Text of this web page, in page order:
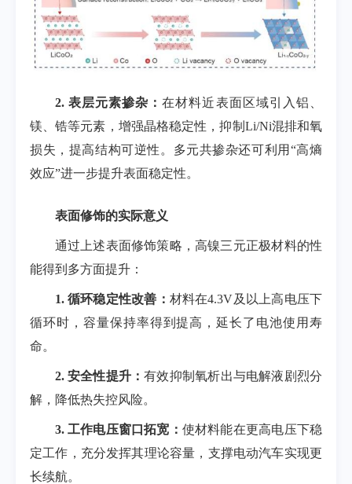
2. 表层元素掺杂：在材料近表面区域引入铝、
镁、锆等元素，增强晶格稳定性，抑制 Li/Ni混排和氧
损失，提高结构可逆性。多元共掺杂还可利用“高熵
效应”进一步提升表面稳定性。
表面修饰的实际意义
通过上述表面修饰策略，高镍三元正极材料的性
能得到多方面提升：
1. 循环稳定性改善： 材料在4.3V及以上高电压下
循环时，容量保持率得到提高，延长了电池使用寿
命。
2. 安全性提升：有效抑制氧析出与电解液剧烈分
解，降低热失控风险。
3. 工作电压窗口拓宽： 使材料能在更高电压下稳
定工作，充分发挥其理论容量，支撑电动汽车实现更
长续航。